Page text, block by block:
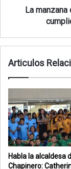
La
Articulos
Habla la alcaldesa
Chapinero: